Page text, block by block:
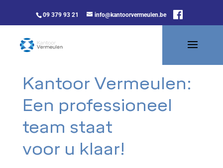
09 379 93 21 info@kantoorvermeulen.be
Kantoor Vermeulen:
Een professioneel
team staat
voor u klaar!